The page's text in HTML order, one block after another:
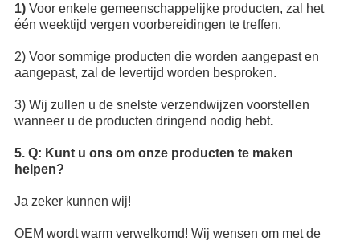
1) Voor enkele gemeenschappelijke producten, zal het
één weektijd vergen voorbereidingen te treffen.
2) Voor sommige producten die worden aangepast en
aangepast, zal de levertijd worden besproken.
3) Wij zullen u de snelste verzendwijzen voorstellen
wanneer u de producten dringend nodig hebt.
5. Q: Kunt u ons om onze producten te maken
helpen?
Ja zeker kunnen wij!
OEM wordt warm verwelkomd! Wij wensen om met de